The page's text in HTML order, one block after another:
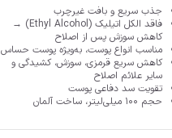
جذب سریع و بافت غیرچرب
فاقد الکل اتیلیک (Ethyl Alcohol) →
کاهش سوزش پس از اصلاح
مناسب انواع پوست،‌ به‌ویژه پوست حساس
کاهش سریع قرمزی، سوزش، کشیدگی و
سایر علائم اصلاح
تقویت سد دفاعی پوست
حجم ۱۰۰ میلی‌لیتر، ساخت آلمان